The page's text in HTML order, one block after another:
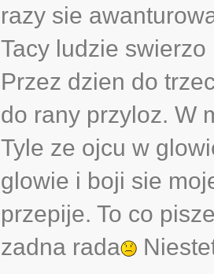
razy sie
Tacy ludzie
Przez dzien do
do rany przyloz. W
Tyle ze ojcu w
glowie i boji sie
przepije. To co
zadna rada